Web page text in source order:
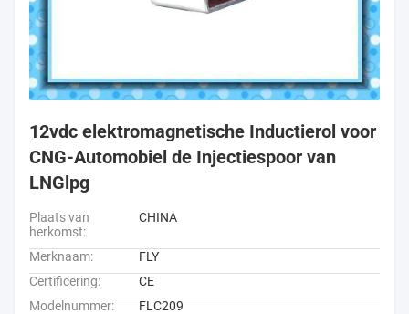
12vdc elektromagnetische Inductierol voor
CNG-Automobiel de Injectiespoor van
LNGlpg
Plaats van
herkomst:
CHINA
Merknaam:
FLY
Certificering:
CE
Modelnummer:
FLC209